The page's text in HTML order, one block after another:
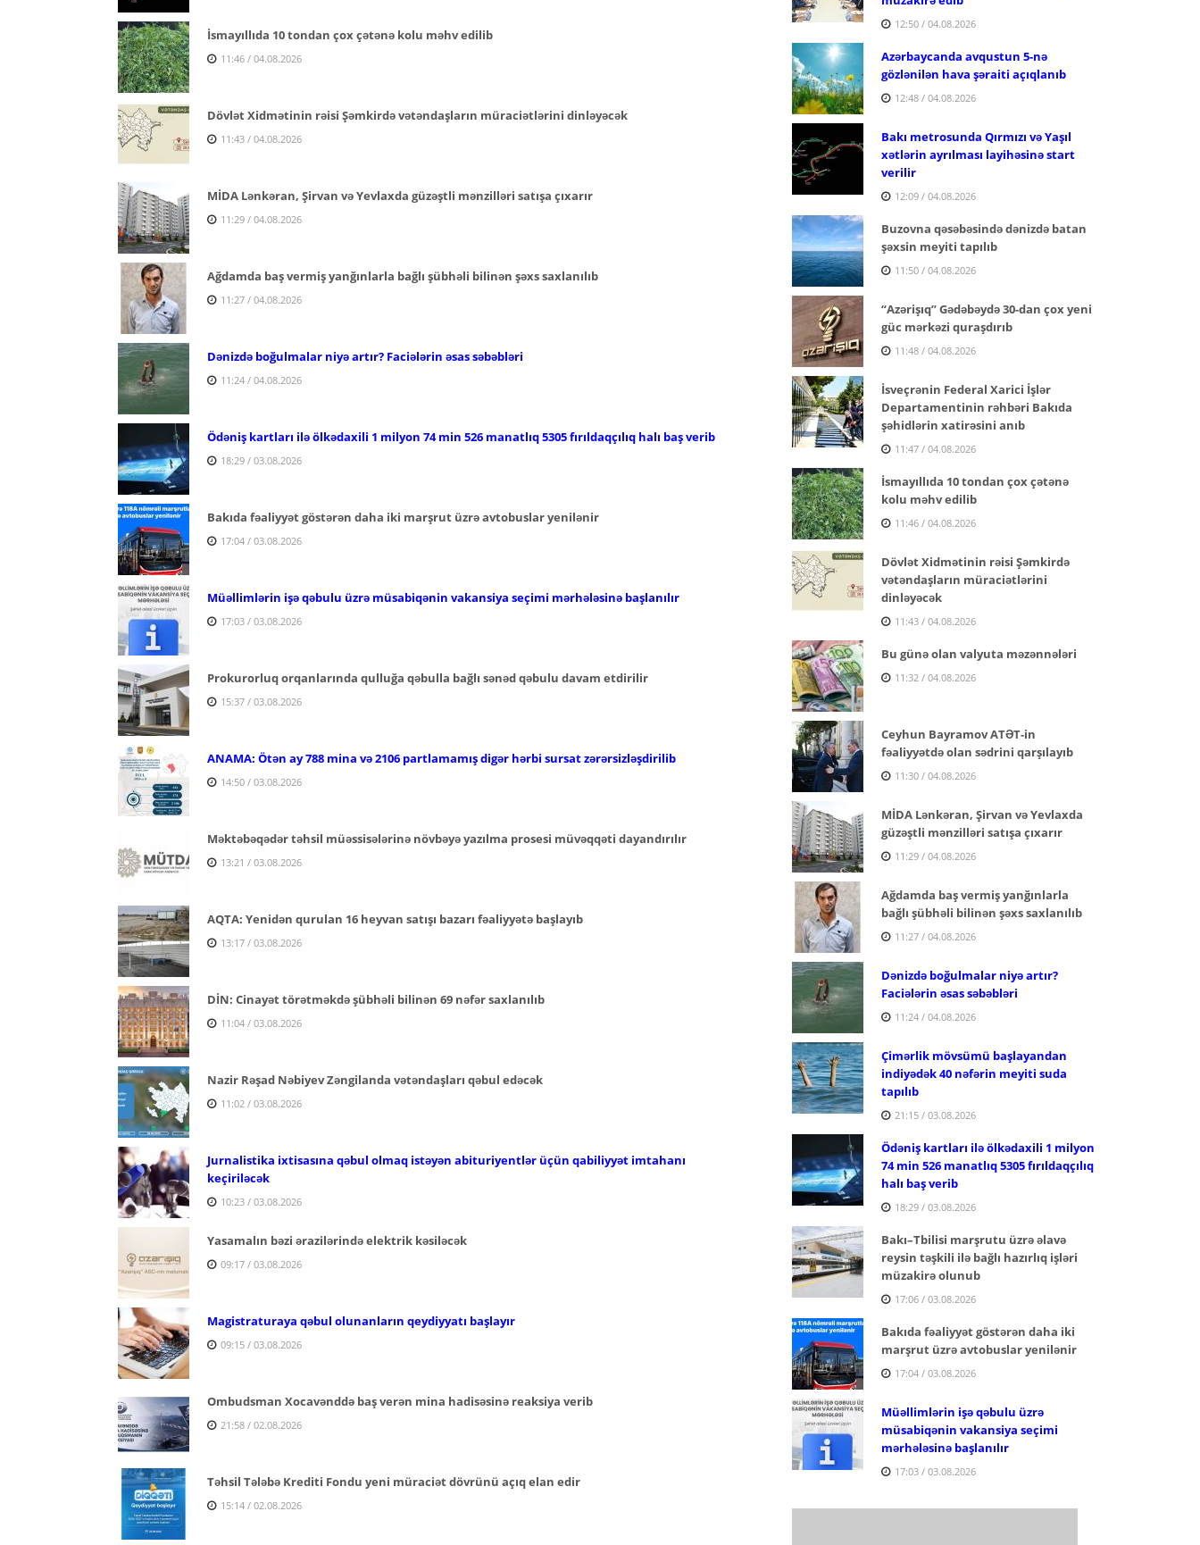
İsmayıllıda 10 tondan çox çətənə kolu məhv edilib
11:46 / 04.08.2026
Dövlət Xidmətinin rəisi Şəmkirdə vətəndaşların müraciətlərini dinləyəcək
11:43 / 04.08.2026
MİDA Lənkəran, Şirvan və Yevlaxda güzəştli mənzilləri satışa çıxarır
11:29 / 04.08.2026
Ağdamda baş vermiş yanğınlarla bağlı şübhəli bilinən şəxs saxlanılıb
11:27 / 04.08.2026
Dənizdə boğulmalar niyə artır? Faciələrin əsas səbəbləri
11:24 / 04.08.2026
Ödəniş kartları ilə ölkədaxili 1 milyon 74 min 526 manatlıq 5305 fırıldaqçılıq halı baş verib
18:29 / 03.08.2026
Bakıda fəaliyyət göstərən daha iki marşrut üzrə avtobuslar yenilənir
17:04 / 03.08.2026
Müəllimlərin işə qəbulu üzrə müsabiqənin vakansiya seçimi mərhələsinə başlanılır
17:03 / 03.08.2026
Prokurorluq orqanlarında qulluğa qəbulla bağlı sənəd qəbulu davam etdirilir
15:37 / 03.08.2026
ANAMA: Ötən ay 788 mina və 2106 partlamamış digər hərbi sursat zərərsizləşdirilib
14:50 / 03.08.2026
Məktəbəqədər təhsil müəssisələrinə növbəyə yazılma prosesi müvəqqəti dayandırılır
13:21 / 03.08.2026
AQTA: Yenidən qurulan 16 heyvan satışı bazarı fəaliyyətə başlayıb
13:17 / 03.08.2026
DİN: Cinayət törətməkdə şübhəli bilinən 69 nəfər saxlanılıb
11:04 / 03.08.2026
Nazir Rəşad Nəbiyev Zəngilanda vətəndaşları qəbul edəcək
11:02 / 03.08.2026
Jurnalistika ixtisasına qəbul olmaq istəyən abituriyentlər üçün qabiliyyət imtahanı
keçiriləcək
10:23 / 03.08.2026
Yasamalın bəzi ərazilərində elektrik kəsiləcək
09:17 / 03.08.2026
Magistraturaya qəbul olunanların qeydiyyatı başlayır
09:15 / 03.08.2026
Ombudsman Xocavənddə baş verən mina hadisəsinə reaksiya verib
21:58 / 02.08.2026
Təhsil Tələbə Krediti Fondu yeni müraciət dövrünü açıq elan edir
15:14 / 02.08.2026
12:50 / 04.08.2026
Azərbaycanda avqustun 5-nə
gözlənilən hava şəraiti açıqlanıb
12:48 / 04.08.2026
Bakı metrosunda Qırmızı və Yaşıl
xətlərin ayrılması layihəsinə start
verilir
12:09 / 04.08.2026
Buzovna qəsəbəsində dənizdə batan
şəxsin meyiti tapılıb
11:50 / 04.08.2026
“Azərişıq” Gədəbəydə 30-dan çox yeni
güc mərkəzi quraşdırıb
11:48 / 04.08.2026
İsveçrənin Federal Xarici İşlər
Departamentinin rəhbəri Bakıda
şəhidlərin xatirəsini anıb
11:47 / 04.08.2026
İsmayıllıda 10 tondan çox çətənə
kolu məhv edilib
11:46 / 04.08.2026
Dövlət Xidmətinin rəisi Şəmkirdə
vətəndaşların müraciətlərini
dinləyəcək
11:43 / 04.08.2026
Bu günə olan valyuta məzənnələri
11:32 / 04.08.2026
Ceyhun Bayramov ATƏT-in
fəaliyyətdə olan sədrini qarşılayıb
11:30 / 04.08.2026
MİDA Lənkəran, Şirvan və Yevlaxda
güzəştli mənzilləri satışa çıxarır
11:29 / 04.08.2026
Ağdamda baş vermiş yanğınlarla
bağlı şübhəli bilinən şəxs saxlanılıb
11:27 / 04.08.2026
Dənizdə boğulmalar niyə artır?
Faciələrin əsas səbəbləri
11:24 / 04.08.2026
Çimərlik mövsümü başlayandan
indiyədək 40 nəfərin meyiti suda
tapılıb
21:15 / 03.08.2026
Ödəniş kartları ilə ölkədaxili 1 milyon
74 min 526 manatlıq 5305 fırıldaqçılıq
halı baş verib
18:29 / 03.08.2026
Bakı–Tbilisi marşrutu üzrə əlavə
reysin təşkili ilə bağlı hazırlıq işləri
müzakirə olunub
17:06 / 03.08.2026
Bakıda fəaliyyət göstərən daha iki
marşrut üzrə avtobuslar yenilənir
17:04 / 03.08.2026
Müəllimlərin işə qəbulu üzrə
müsabiqənin vakansiya seçimi
mərhələsinə başlanılır
17:03 / 03.08.2026